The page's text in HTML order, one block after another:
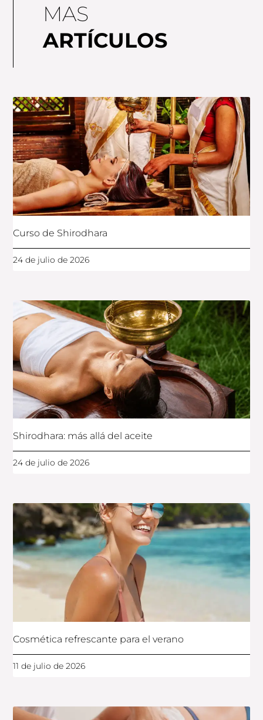
MAS
ARTÍCULOS
Curso de Shirodhara
24 de julio de 2026
Shirodhara: más allá del aceite
24 de julio de 2026
Cosmética refrescante para el verano
11 de julio de 2026